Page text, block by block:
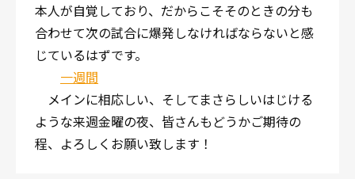
本人が自覚しており、だからこそそのときの分も
合わせて次の試合に爆発しなければならないと感
じているはずです。
一週間
メインに相応しい、そしてまさらしいはじける
ような来週金曜の夜、皆さんもどうかご期待の
程、よろしくお願い致します！